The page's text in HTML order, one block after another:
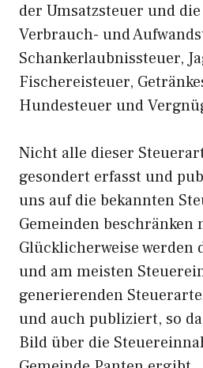
der Umsatzsteuer und
Verbrauch- und
Schankerlaubnissteuer,
Fischereisteuer,
Hundesteuer und
Nicht alle dieser
gesondert erfasst und
uns auf die bekannten
Gemeinden beschränken
Glücklicherweise werden
und am meisten
generierenden
und auch publiziert, so
Bild über die